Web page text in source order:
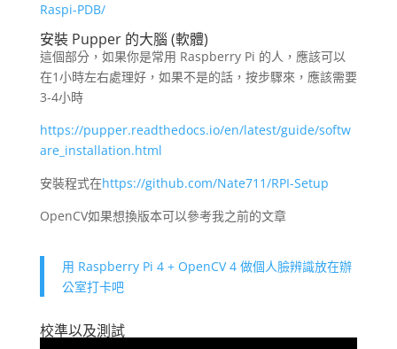
Raspi-PDB/
安裝 Pupper 的大腦 (軟體)
這個部分，如果你是常用 Raspberry Pi 的人，應該可以
在1小時左右處理好，如果不是的話，按步驟來，應該需要
3-4小時
https://pupper.readthedocs.io/en/latest/guide/softw
are_installation.html
安裝程式在https://github.com/Nate711/RPI-Setup
OpenCV如果想換版本可以參考我之前的文章
用 Raspberry Pi 4 + OpenCV 4 做個人臉辨識放在辦
公室打卡吧
校準以及測試